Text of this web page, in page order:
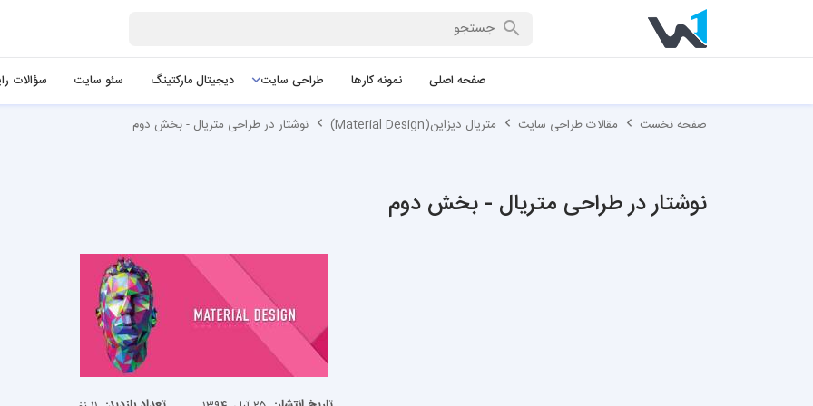
صفحه اصلی نمونه کارها طراحی سایت دیجیتال مارکتینگ سئو سایت سؤالات
صفحه نخست مقالات طراحی سایت متریال دیزاین(Material Design) نوشتار در طراحی متریال - بخش دوم
نوشتار در طراحی متریال - بخش دوم